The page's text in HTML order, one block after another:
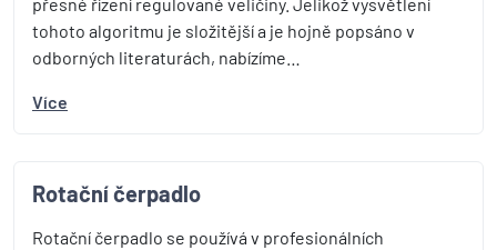
přesné řízení regulované veličiny. Jelikož vysvětlení
tohoto algoritmu je složitější a je hojně popsáno v
odborných literaturách, nabízíme…
Více
Rotační čerpadlo
Rotační čerpadlo se používá v profesionálních